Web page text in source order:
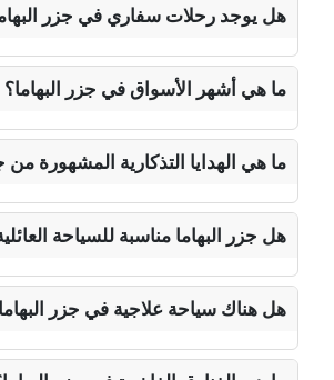
هل يوجد رحلات سفاري في جزر
ما هي أشهر الأسواق في جزر البهاما؟
ما هي الهدايا التذكارية المشهورة من
هل جزر البهاما مناسبة للسياحة
هل هناك سياحة علاجية في جزر